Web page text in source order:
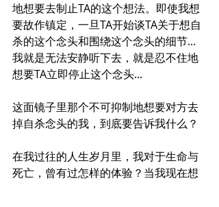
地想要去制止TA的这个想法。即使我想
要故作镇定，一旦TA开始谈TA关于想自
杀的这个念头和围绕这个念头的细节...
我就是无法安静听下去，就是忍不住地
想要TA立即停止这个念头...
这面镜子里那个不可抑制地想要对方去
掉自杀念头的我，到底要告诉我什么？
在我过往的人生岁月里，我对于生命与
死亡，曾有过怎样的体验？当我现在想